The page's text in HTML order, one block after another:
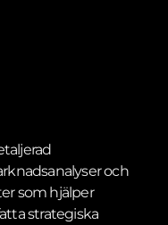
och
som hjälper
strategiska